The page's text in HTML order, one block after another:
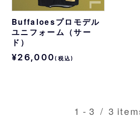
Buffaloesプロモデル
ユニフォーム（サー
ド）
¥26,000(税込)
1 - 3 / 3